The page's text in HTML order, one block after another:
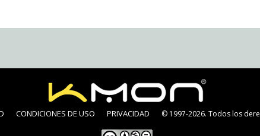
CONDICIONES DE USO PRIVACIDAD © 1997-2026. Todos los